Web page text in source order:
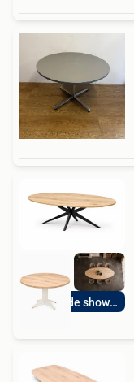
Bezoek de showroom